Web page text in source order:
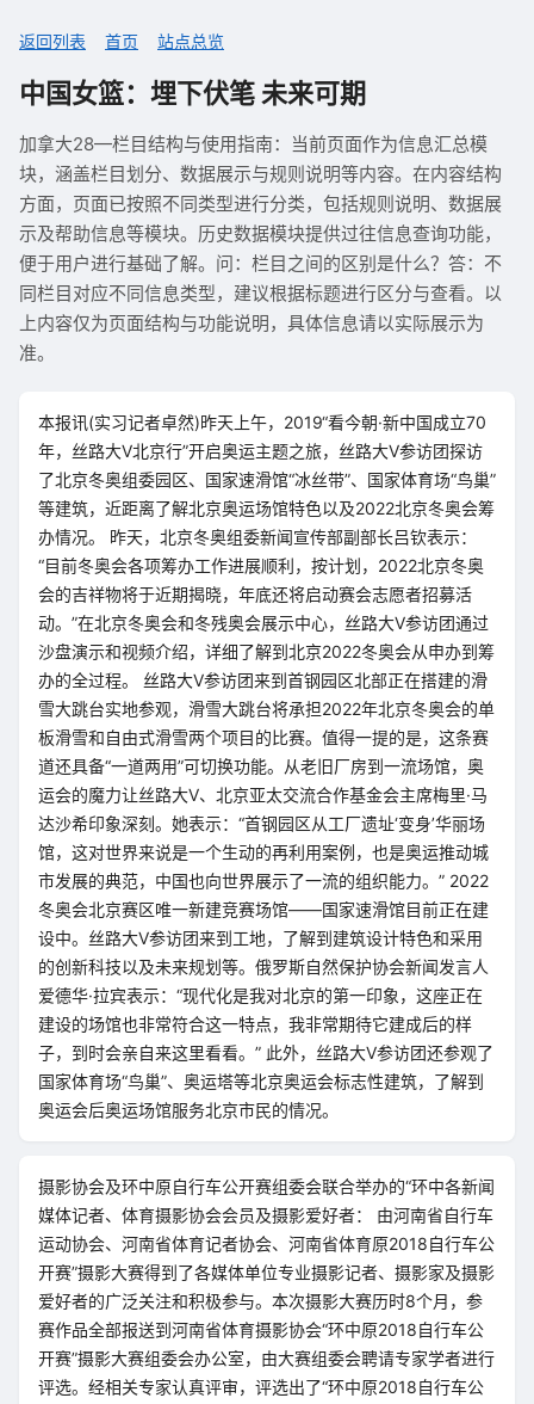
返回列表 首页 站点总览
中国女篮：埋下伏笔 未来可期
加拿大28—栏目结构与使用指南：当前页面作为信息汇总模
块，涵盖栏目划分、数据展示与规则说明等内容。在内容结构
方面，页面已按照不同类型进行分类，包括规则说明、数据展
示及帮助信息等模块。历史数据模块提供过往信息查询功能，
便于用户进行基础了解。问：栏目之间的区别是什么？答：不
同栏目对应不同信息类型，建议根据标题进行区分与查看。以
上内容仅为页面结构与功能说明，具体信息请以实际展示为
准。
本报讯(实习记者卓然)昨天上午，2019“看今朝·新中国成立70
年，丝路大V北京行”开启奥运主题之旅，丝路大V参访团探访
了北京冬奥组委园区、国家速滑馆“冰丝带”、国家体育场“鸟巢”
等建筑，近距离了解北京奥运场馆特色以及2022北京冬奥会筹
办情况。 昨天，北京冬奥组委新闻宣传部副部长吕钦表示：
“目前冬奥会各项筹办工作进展顺利，按计划，2022北京冬奥
会的吉祥物将于近期揭晓，年底还将启动赛会志愿者招募活
动。”在北京冬奥会和冬残奥会展示中心，丝路大V参访团通过
沙盘演示和视频介绍，详细了解到北京2022冬奥会从申办到筹
办的全过程。 丝路大V参访团来到首钢园区北部正在搭建的滑
雪大跳台实地参观，滑雪大跳台将承担2022年北京冬奥会的单
板滑雪和自由式滑雪两个项目的比赛。值得一提的是，这条赛
道还具备“一道两用”可切换功能。从老旧厂房到一流场馆，奥
运会的魔力让丝路大V、北京亚太交流合作基金会主席梅里·马
达沙希印象深刻。她表示：“首钢园区从工厂遗址‘变身’华丽场
馆，这对世界来说是一个生动的再利用案例，也是奥运推动城
市发展的典范，中国也向世界展示了一流的组织能力。” 2022
冬奥会北京赛区唯一新建竞赛场馆——国家速滑馆目前正在建
设中。丝路大V参访团来到工地，了解到建筑设计特色和采用
的创新科技以及未来规划等。俄罗斯自然保护协会新闻发言人
爱德华·拉宾表示：“现代化是我对北京的第一印象，这座正在
建设的场馆也非常符合这一特点，我非常期待它建成后的样
子，到时会亲自来这里看看。” 此外，丝路大V参访团还参观了
国家体育场“鸟巢”、奥运塔等北京奥运会标志性建筑，了解到
奥运会后奥运场馆服务北京市民的情况。
摄影协会及环中原自行车公开赛组委会联合举办的“环中各新闻
媒体记者、体育摄影协会会员及摄影爱好者： 由河南省自行车
运动协会、河南省体育记者协会、河南省体育原2018自行车公
开赛”摄影大赛得到了各媒体单位专业摄影记者、摄影家及摄影
爱好者的广泛关注和积极参与。本次摄影大赛历时8个月，参
赛作品全部报送到河南省体育摄影协会“环中原2018自行车公
开赛”摄影大赛组委会办公室，由大赛组委会聘请专家学者进行
评选。经相关专家认真评审，评选出了“环中原2018自行车公